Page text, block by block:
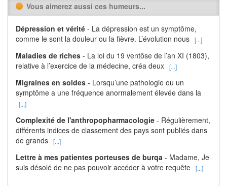
Vous aimerez aussi ces humeurs...
Dépression et vérité - La dépression est un symptôme,
comme le sont la douleur ou la fièvre. L’évolution nous [...]
Maladies de riches - La loi du 19 ventôse de l’an XI (1803),
relative à l’exercice de la médecine, créa deux [...]
Migraines en soldes - Lorsqu’une pathologie ou un
symptôme a une fréquence anormalement élevée dans la
[...]
Complexité de l'anthropopharmacologie - Régulièrement,
différents indices de classement des pays sont publiés dans
de grands [...]
Lettre à mes patientes porteuses de burqa - Madame, Je
suis désolé de ne pas pouvoir accéder à votre requête [...]